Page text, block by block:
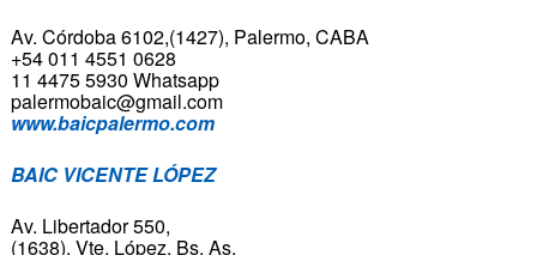
Av. Córdoba 6102,(1427), Palermo, CABA
+54 011 4551 0628
11 4475 5930 Whatsapp
palermobaic@gmail.com
www.baicpalermo.com
BAIC VICENTE LÓPEZ
Av. Libertador 550,
(1638), Vte. López, Bs. As.